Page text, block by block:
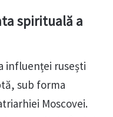
spirituală a
influenței rusești
sub forma
Moscovei.